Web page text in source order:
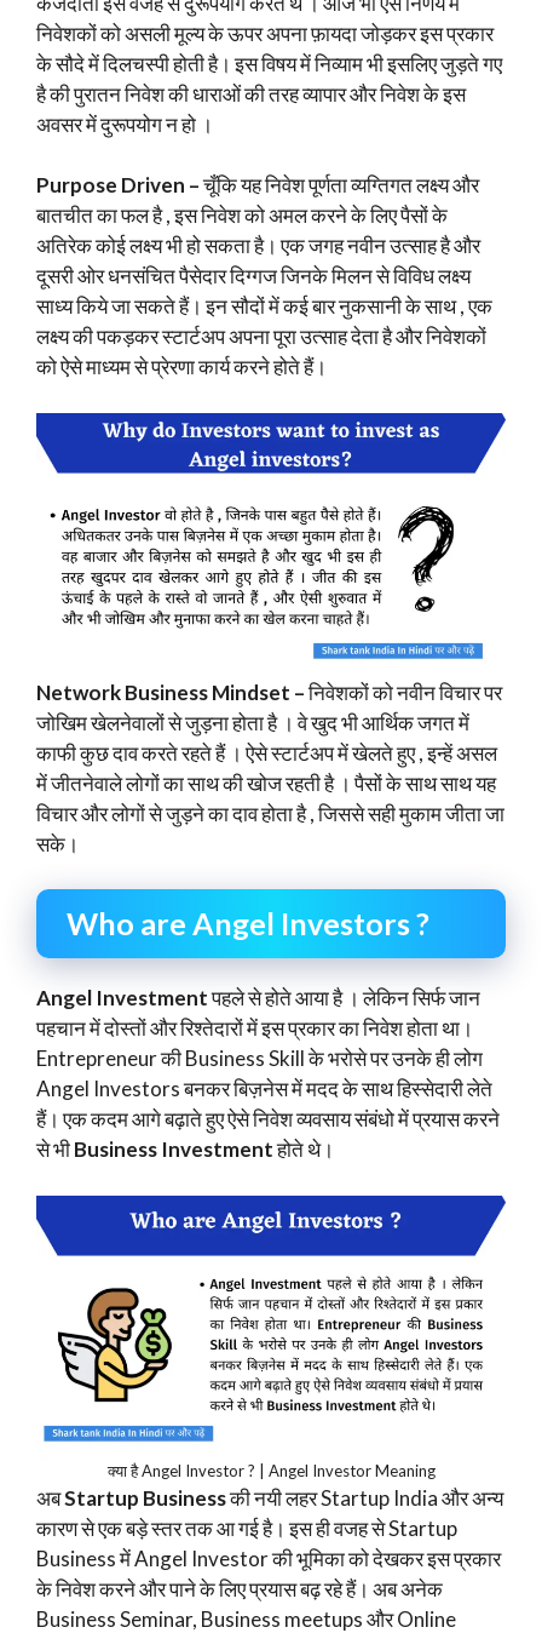
निवेशकों को असली मूल्य के ऊपर अपना फ़ायदा जोड़कर इस प्रकार
के सौदे में दिलचस्पी होती है। इस विषय में निव्याम भी इसलिए जुड़ते गए
है की पुरातन निवेश की धाराओं की तरह व्यापार और निवेश के इस
अवसर में दुरूपयोग न हो ।
Purpose Driven –चूँकि यह निवेश पूर्णता व्यग्तिगत लक्ष्य और
बातचीत का फल है , इस निवेश को अमल करने के लिए पैसों के
अतिरेक कोई लक्ष्य भी हो सकता है। एक जगह नवीन उत्साह है और
दूसरी ओर धनसंचित पैसेदार दिग्गज जिनके मिलन से विविध लक्ष्य
साध्य किये जा सकते हैं। इन सौदों में कई बार नुकसानी के साथ , एक
लक्ष्य की पकड़कर स्टार्टअप अपना पूरा उत्साह देता है और निवेशकों
को ऐसे माध्यम से प्रेरणा कार्य करने होते हैं।
Network Business Mindset –निवेशकों को नवीन विचार पर
जोखिम खेलनेवालों से जुड़ना होता है । वे खुद भी आर्थिक जगत में
काफी कुछ दाव करते रहते हैं । ऐसे स्टार्टअप में खेलते हुए , इन्हें असल
में जीतनेवाले लोगों का साथ की खोज रहती है । पैसों के साथ साथ यह
विचार और लोगों से जुड़ने का दाव होता है , जिससे सही मुकाम जीता जा
सके।
Who are Angel Investors ?
Angel Investmentपहले से होते आया है । लेकिन सिर्फ जान
पहचान में दोस्तों और रिश्तेदारों में इस प्रकार का निवेश होता था।
Entrepreneur की Business Skill के भरोसे पर उनके ही लोग
Angel Investors बनकर बिज़नेस में मदद के साथ हिस्सेदारी लेते
हैं। एक कदम आगे बढ़ाते हुए ऐसे निवेश व्यवसाय संबंधो में प्रयास करने
से भीBusiness Investmentहोते थे।
क्या है Angel Investor ? | Angel Investor Meaning
अबStartup Businessकी नयी लहर Startup India और अन्य
कारण से एक बड़े स्तर तक आ गई है। इस ही वजह से Startup
Business में Angel Investor की भूमिका को देखकर इस प्रकार
के निवेश करने और पाने के लिए प्रयास बढ़ रहे हैं। अब अनेक
Business Seminar, Business meetups और Online